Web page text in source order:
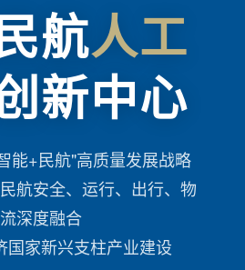
航人工
新中心
能+民航"高质量发展战略
航安全、运行、出行、物
流深度融合
国家新兴支柱产业建设